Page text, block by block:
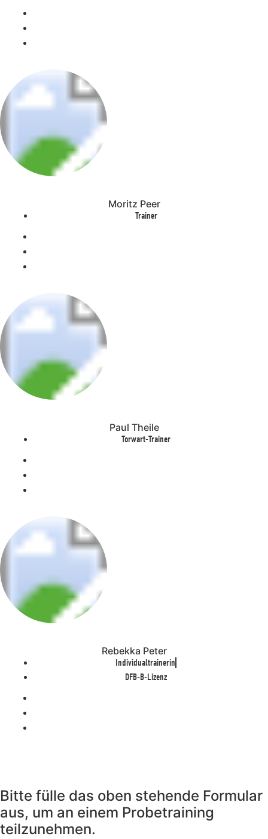
Moritz Peer
Trainer
Paul Theile
Torwart-Trainer
Rebekka Peter
Individualtrainerin
DFB-B-Lizenz
Bitte fülle das oben stehende Formular
aus, um an einem Probetraining
teilzunehmen.